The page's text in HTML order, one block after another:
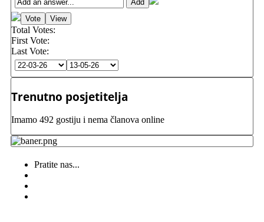
Total Votes:
First Vote:
Last Vote:
Trenutno posjetitelja
Imamo 492 gostiju i nema članova online
Pratite nas...